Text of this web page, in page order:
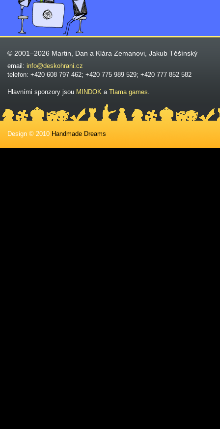
© 2001–2026 Martin, Dan a Klára Zemanovi, Jakub Těšínský
email: info@deskohrani.cz
telefon: +420 608 797 462; +420 775 989 529; +420 777 852 582
Hlavními sponzory jsou MINDOK a Tlama games.
Design © 2010 Handmade Dreams